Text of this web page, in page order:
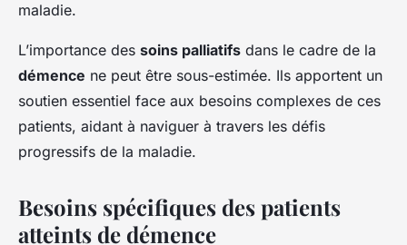
maladie.
L’importance des soins palliatifs dans le cadre de la
démence ne peut être sous-estimée. Ils apportent un
soutien essentiel face aux besoins complexes de ces
patients, aidant à naviguer à travers les défis
progressifs de la maladie.
Besoins spécifiques des patients
atteints de démence